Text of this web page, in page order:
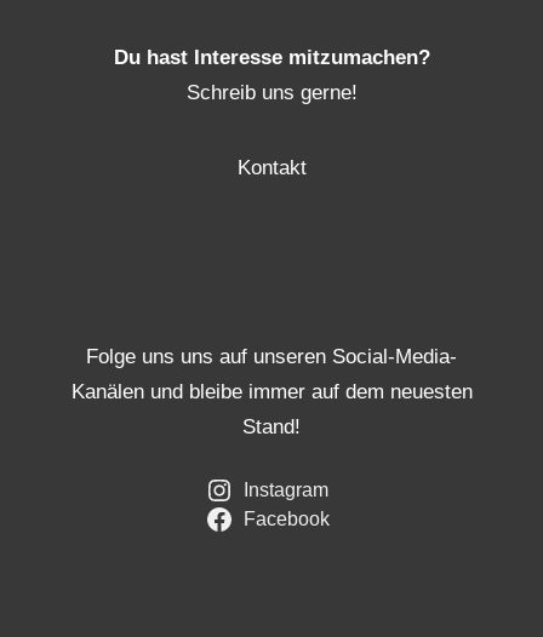
Du hast Interesse mitzumachen?
Schreib uns gerne!
Kontakt
Folge uns uns auf unseren Social-Media-
Kanälen und bleibe immer auf dem neuesten
Stand!
Instagram
Facebook